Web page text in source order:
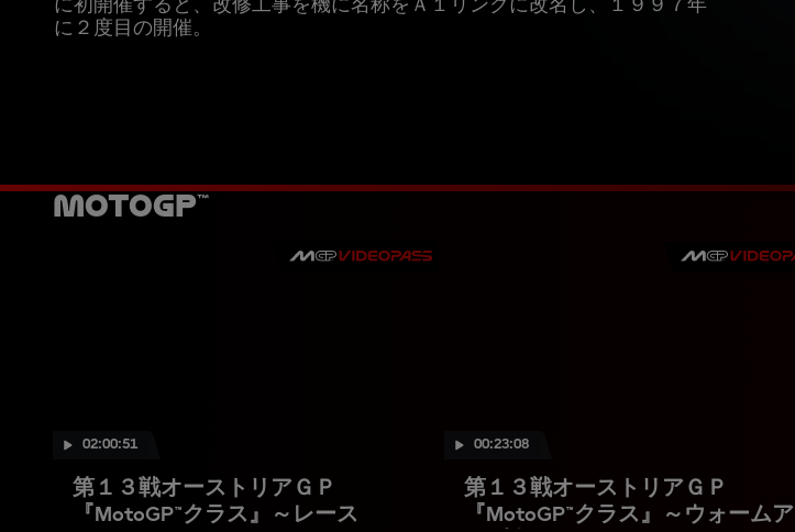
に初開催すると、改修工事を機に名称をＡ１リンクに改名し、１９９７年
に２度目の開催。
MotoGP™
02:00:51
第１３戦オーストリアＧＰ
『MotoGP™クラス』～レース
00:23:08
第１３戦オーストリアＧＰ
『MotoGP™クラス』～ウォームア